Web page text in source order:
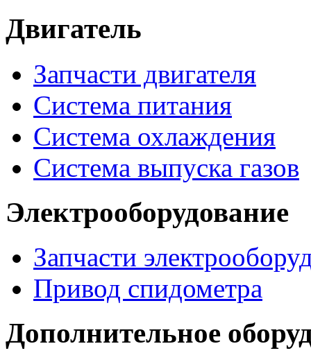
Двигатель
Запчасти двигателя
Система питания
Система охлаждения
Система выпуска газов
Электрооборудование
Запчасти
Привод спидометра
Дополнительное